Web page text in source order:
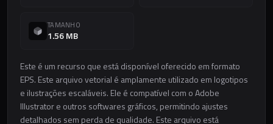
TAMANHO
1.56 MB
Este é um recurso que está disponível oferecido em formato
EPS. Este arquivo vetorial é amplamente utilizado em logotipos
e ilustrações escaláveis. Ele é compatível com o Adobe
Illustrator e outros softwares gráficos, permitindo ajustes
detalhados sem perda de qualidade. Este arquivo está